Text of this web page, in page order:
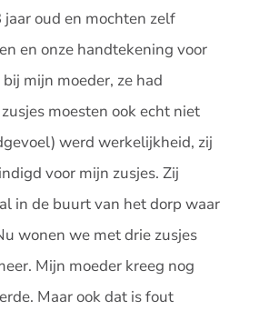
oud en mochten zelf
en onze handtekening voor
mijn moeder, ze had
moesten ook echt niet
werd werkelijkheid, zij
voor mijn zusjes. Zij
in de buurt van het dorp waar
wonen we met drie zusjes
Mijn moeder kreeg nog
Maar ook dat is fout